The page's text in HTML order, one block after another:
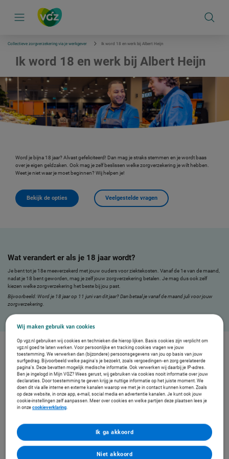
v
a
t
Collectieve zorgverzekering via je werkgever Ik word 18 en werk bij Albert Heijn
Ik word 18 en werk bij Albert Heijn
Word je bijna 18 jaar? Alvast gefeliciteerd! Dan mag je straks stemmen en je wordt baas
over je eigen geldzaken. Ook mag je zelf beslissen welke zorgverzekering je wilt hebben.
Weet je niet waar je moet beginnen? Wij helpen je!
Bekijk de opties Veelgestelde vragen
Wat verandert er als je 18 jaar wordt?
Je bent tot je 18e meeverzekerd met jouw ouders voor ziektekosten. Vanaf de 1e van de maand,
nadat je 18 bent geworden, mag je zelf jouw zorgverzekering betalen. Je mag dus ook zelf
kiezen welke zorgverzekering het beste bij jou past.
Bijvoorbeeld: Word je 18 jaar op 11 juni van dit jaar? Dan betaal je vanaf de maand juli voor jouw
zorgverzekering.
Omdat zorg heel persoonlijk is
Wij maken gebruik van cookies
Op vgz.nl gebruiken wij cookies en technieken die hierop lijken. Basis cookies zijn verplicht om
vgz.nl goed te laten werken. Voor persoonlijke en tracking cookies vragen we jouw
toestemming. We verwerken dan (bijzondere) persoonsgegevens van jou op basis van jouw
surfgedrag. Bijvoorbeeld welke pagina’s je bezoekt, zoals vergoedingen- en zorg gerelateerde
pagina’s. Deze bevatten mogelijk medische informatie. Ook verwerken wij daarbij je IP-adres.
Ben je ingelogd in Mijn VGZ? Wees gerust, wij gebruiken via cookies nooit informatie over jouw
declaraties. Door toestemming te geven krijg je nuttige informatie op het juiste moment. We
doen dit via alle interne en externe kanalen waarop we met je in contact kunnen komen. Zoals
op deze website, in onze app, e-mail, social media en advertentie kanalen. Je kunt ook jouw
cookie-instellingen zelf aanpassen. Meer over cookies en welke partijen deze plaatsen lees je
in onzecookieverklaring.
Niet akkoord
Ik ga akkoord